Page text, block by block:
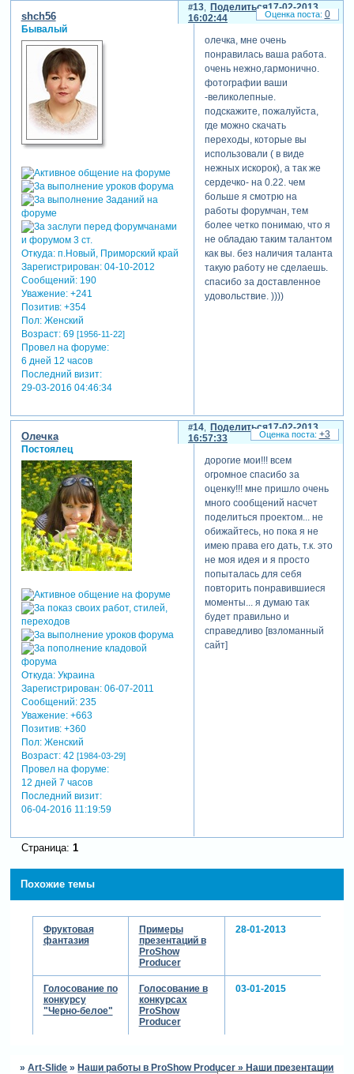
Поделиться
13
17-02-2013
16:02:44
shch56
Бывалый
Откуда:п.Новый, Приморский край
Зарегистрирован: 04-10-2012
Сообщений:190
Уважение: +241
Позитив: +354
Пол:Женский
Возраст:69 [1956-11-22]
Провел на форуме:
6 дней 12 часов
Последний визит:
29-03-2016 04:46:34
олечка, мне очень
понравилась ваша работа.
очень нежно,гармонично.
фотографии ваши
-великолепные.
подскажите, пожалуйста,
где можно скачать
переходы, которые вы
использовали ( в виде
нежных искорок), а так же
сердечко- на 0.22. чем
больше я смотрю на
работы форумчан, тем
более четко понимаю, что я
не обладаю таким талантом
как вы. без наличия таланта
такую работу не сделаешь.
спасибо за доставленное
удовольствие. ))))
0
Поделиться
14
17-02-2013
16:57:33
Олечка
Постоялец
Откуда:Украина
Зарегистрирован: 06-07-2011
Сообщений:235
Уважение: +663
Позитив: +360
Пол:Женский
Возраст:42 [1984-03-29]
Провел на форуме:
12 дней 7 часов
Последний визит:
06-04-2016 11:19:59
дорогие мои!!! всем
огромное спасибо за
оценку!!! мне пришло очень
много сообщений насчет
поделиться проектом... не
обижайтесь, но пока я не
имею права его дать, т.к. это
не моя идея и я просто
попыталась для себя
повторить понравившиеся
моменты... я думаю так
будет правильно и
справедливо [взломанный
сайт]
+3
Страница: 1
Похожие темы
Фруктовая
фантазия
Примеры
презентаций в
ProShow
Producer
28-01-2013
Голосование по
конкурсу
"Черно-белое"
Голосование в
конкурсах
ProShow
Producer
03-01-2015
»Art-Slide » Наши работы в ProShow Producer » Наши презентации